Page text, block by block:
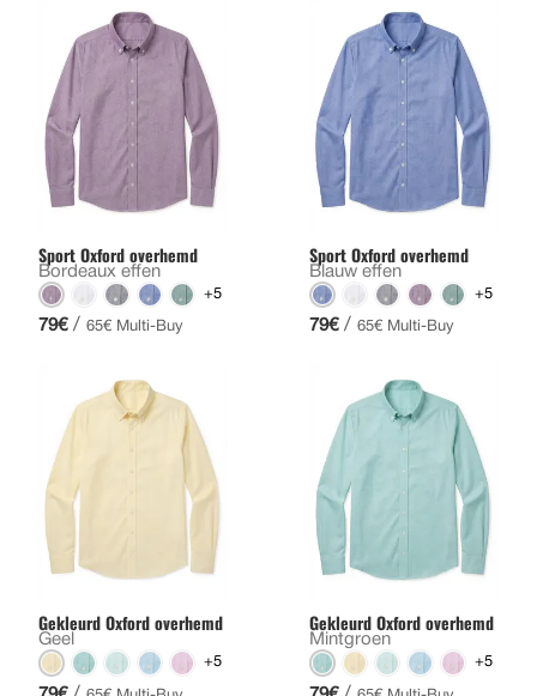
Sport Oxford overhemd
Bordeaux effen
+5
79€ / 65€ Multi-Buy
Sport Oxford overhemd
Blauw effen
+5
79€ / 65€ Multi-Buy
Gekleurd Oxford overhemd
Geel
+5
Gekleurd Oxford overhemd
Mintgroen
+5